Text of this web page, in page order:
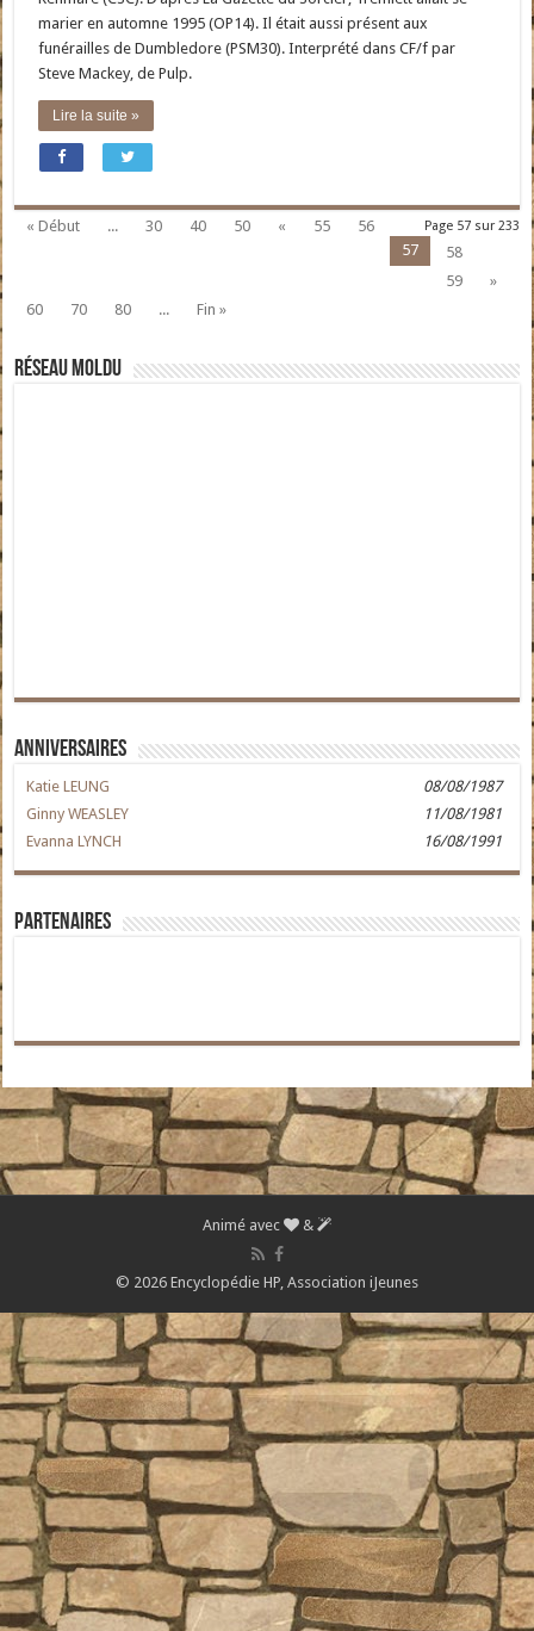
marier en automne 1995 (OP14). Il était aussi présent aux
funérailles de Dumbledore (PSM30). Interprété dans CF/f par
Steve Mackey, de Pulp.
Lire la suite »
Page 57 sur 233
« Début ... 30 40 50 « 55
56
57
58
59
»
60
70 80 ... Fin »
Réseau moldu
Anniversaires
Katie LEUNG
08/08/1987
Ginny WEASLEY
11/08/1981
Evanna LYNCH
16/08/1991
Partenaires
Animé avec &
© 2026 Encyclopédie HP, Association iJeunes